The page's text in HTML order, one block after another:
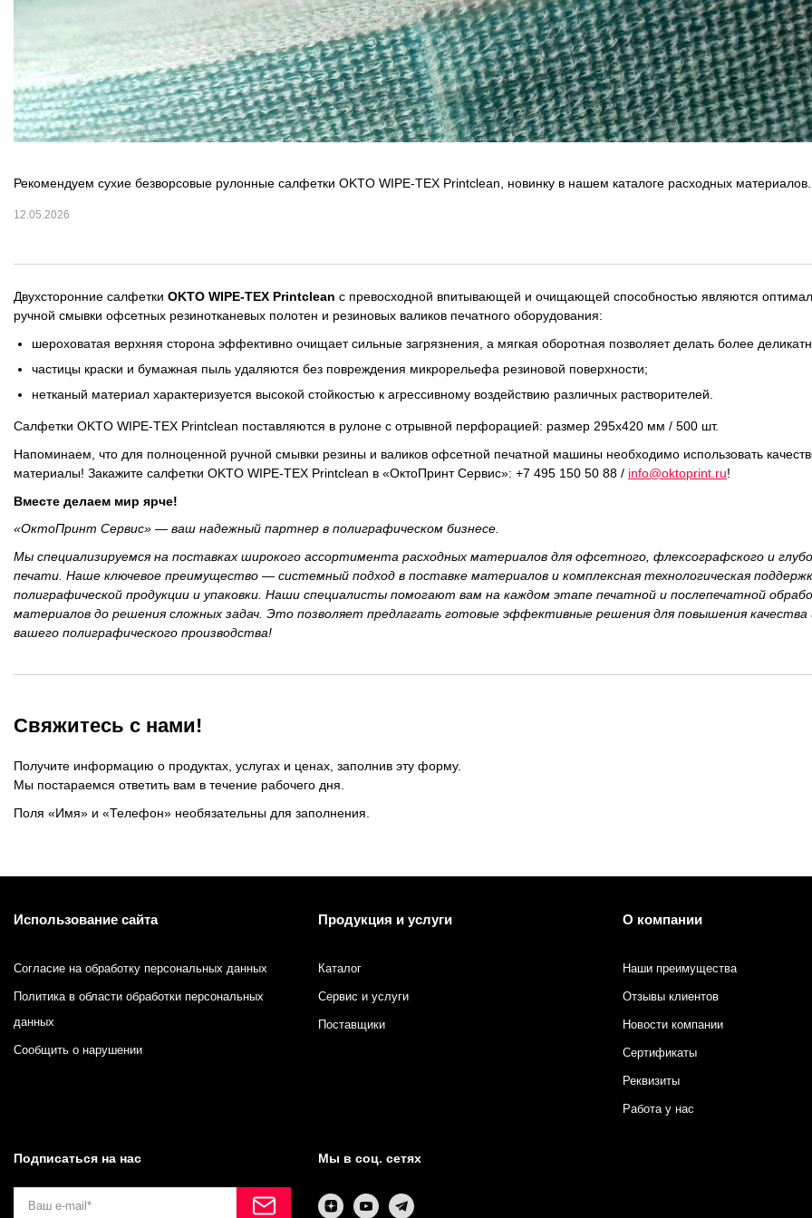
Лакировальные полотна
Триадные краски
Специализированные краски
Лаки
Вспомогательные материалы
Клеи для полиграфии
Клеи для упаковки
Приборы и средства контроля
Материалы для послепечатной обработки
Флексографские краски на водной основе
Материалы для глубокой и сольвентной флексографской печати
Рекомендуем сухие безворсовые рулонные салфетки OKTO WIPE-TEX Printclean, новинку в нашем каталоге расходных материалов.
12.05.2026
Двухсторонние салфетки OKTO WIPE-TEX Printclean с превосходной впитывающей и очищающей способностью являются
ручной смывки офсетных резинотканевых полотен и резиновых валиков печатного оборудования:
шероховатая верхняя сторона эффективно очищает сильные загрязнения, а мягкая оборотная позволяет делать более
частицы краски и бумажная пыль удаляются без повреждения микрорельефа резиновой поверхности;
нетканый материал характеризуется высокой стойкостью к агрессивному воздействию различных растворителей.
Салфетки OKTO WIPE-TEX Printclean поставляются в рулоне с отрывной перфорацией: размер 295х420 мм / 500 шт.
Напоминаем, что для полноценной ручной смывки резины и валиков офсетной печатной машины необходимо использовать
материалы! Закажите салфетки OKTO WIPE-TEX Printclean в «ОктоПринт Сервис»: +7 495 150 50 88 / info@oktoprint.ru!
Вместе делаем мир ярче!
«ОктоПринт Сервис» — ваш надежный партнер в полиграфическом бизнесе.
Мы специализируемся на поставках широкого ассортимента расходных материалов для офсетного, флексографского и
печати. Наше ключевое преимущество — системный подход в поставке материалов и комплексная технологическая
полиграфической продукции и упаковки. Наши специалисты помогают вам на каждом этапе печатной и послепечатной
материалов до решения сложных задач. Это позволяет предлагать готовые эффективные решения для повышения
вашего полиграфического производства!
Свяжитесь с нами!
Получите информацию о продуктах, услугах и ценах, заполнив эту форму.
Мы постараемся ответить вам в течение рабочего дня.
Поля «Имя» и «Телефон» необязательны для заполнения.
Использование сайта
Согласие на обработку персональных данных
Политика в области обработки персональных
данных
Сообщить о нарушении
Продукция и услуги
Каталог
Сервис и услуги
Поставщики
О компании
Наши преимущества
Отзывы клиентов
Новости компании
Сертификаты
Реквизиты
Работа у нас
Подписаться на нас Мы в соц. сетях